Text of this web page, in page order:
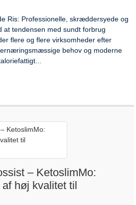
Ris: Professionelle, skræddersyede og
at tendensen med sundt forbrug
flere og flere virksomheder efter
behov og moderne
– KetoslimMo:
høj kvalitet til